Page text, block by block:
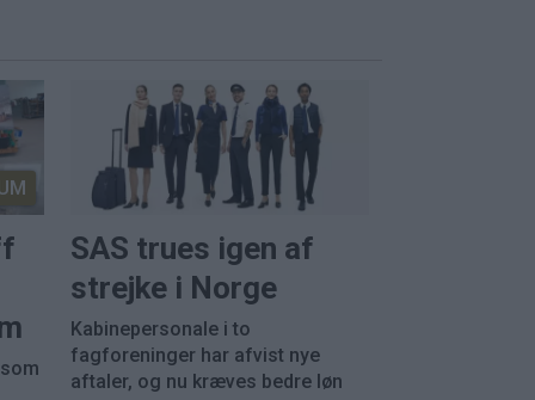
SAS trues igen af
strejke i Norge
Kabinepersonale i to
fagforeninger har afvist nye
aftaler, og nu kræves bedre løn